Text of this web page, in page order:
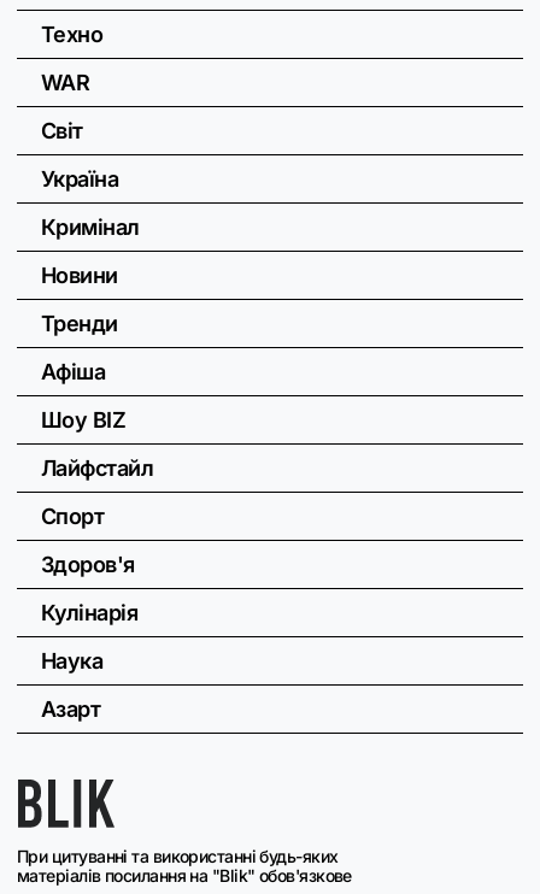
При цитуванні та використанні будь-яких
матеріалів посилання на "Blik" обов'язкове
Техно
WAR
Світ
Україна
Кримінал
Новини
Тренди
Афіша
Шоу BIZ
Лайфстайл
Спорт
Здоров'я
Кулінарія
Наука
Азарт